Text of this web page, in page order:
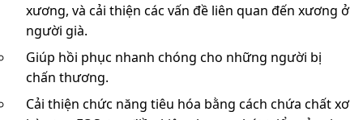
xương, và cải thiện các vấn đề liên quan đến xương ở
người già.
Giúp hồi phục nhanh chóng cho những người bị
chấn thương.
Cải thiện chức năng tiêu hóa bằng cách chứa chất xơ